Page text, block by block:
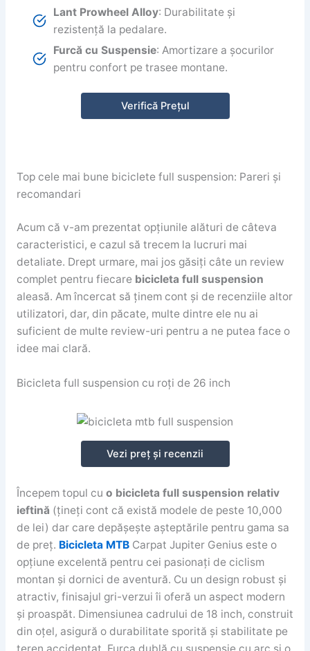
Lant Prowheel Alloy: Durabilitate și
rezistență la pedalare.
Furcă cu Suspensie: Amortizare a șocurilor
pentru confort pe trasee montane.
Verifică Prețul
Top cele mai bune biciclete full suspension: Pareri și
recomandari
Acum că v-am prezentat opțiunile alături de câteva
caracteristici, e cazul să trecem la lucruri mai
detaliate. Drept urmare, mai jos găsiți câte un review
complet pentru fiecare bicicleta full suspension
aleasă. Am încercat să ținem cont și de recenziile altor
utilizatori, dar, din păcate, multe dintre ele nu ai
suficient de multe review-uri pentru a ne putea face o
idee mai clară.
Bicicleta full suspension cu roți de 26 inch
Vezi preț și recenzii
Începem topul cu o bicicleta full suspension relativ
ieftină (țineți cont că există modele de peste 10,000
de lei) dar care depășește așteptările pentru gama sa
de preț. Bicicleta MTBCarpat Jupiter Genius este o
opțiune excelentă pentru cei pasionați de ciclism
montan și dornici de aventură. Cu un design robust și
atractiv, finisajul gri-verzui îi oferă un aspect modern
și proaspăt. Dimensiunea cadrului de 18 inch, construit
din oțel, asigură o durabilitate sporită și stabilitate pe